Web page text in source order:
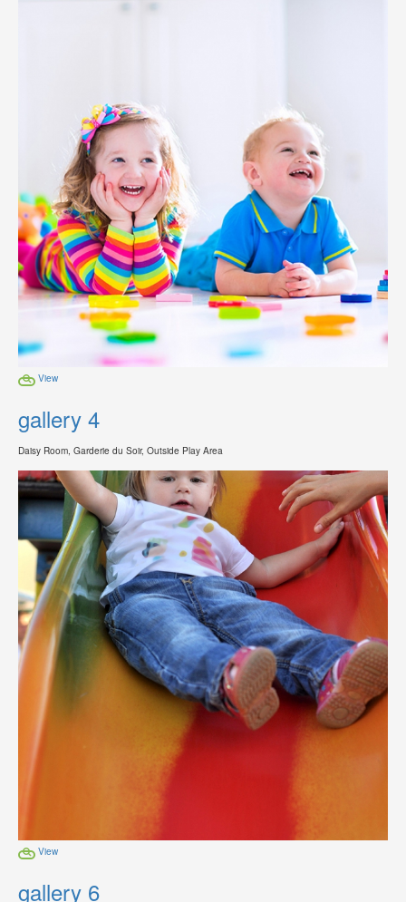
View
gallery 4
Daisy Room, Garderie du Soir, Outside Play Area
View
gallery 6